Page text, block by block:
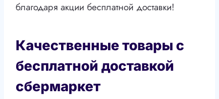
благодаря акции бесплатной доставки!
Качественные товары с
бесплатной доставкой
сбермаркет